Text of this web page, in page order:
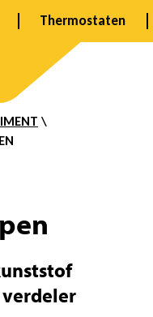
Thermostaten
\